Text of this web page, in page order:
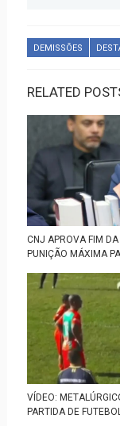
DEMISSÕES
RELATED
CNJ APROVA FIM
PUNIÇÃO MÁXIMA
VÍDEO:
PARTIDA DE